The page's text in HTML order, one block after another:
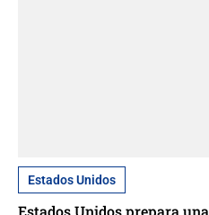
Estados Unidos
Estados Unidos prepara una